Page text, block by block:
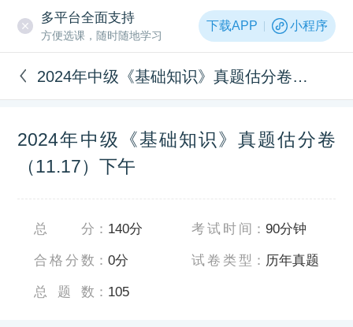
多平台全面支持
方便选课，随时随地学习
下载APP 小程序
2024年中级《基础知识》真题估分卷（11.17）下午
2024年中级《基础知识》真题估分卷
（11.17）下午
总分 ： 140分
合格分数 ：0分
总题数 ： 105
考试时间 ：90分钟
试卷类型 ： 历年真题